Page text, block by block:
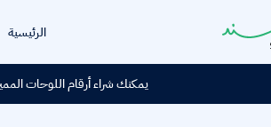
الرئيسية
يمكنك شراء أرقام اللوحات